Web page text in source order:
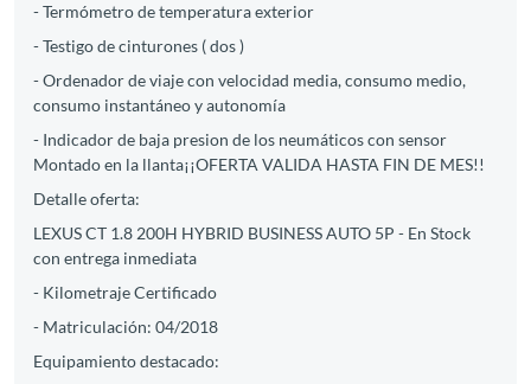
- Termómetro de temperatura exterior
- Testigo de cinturones ( dos )
- Ordenador de viaje con velocidad media, consumo medio,
consumo instantáneo y autonomía
- Indicador de baja presion de los neumáticos con sensor
Montado en la llanta¡¡OFERTA VALIDA HASTA FIN DE MES!!
Detalle oferta:
LEXUS CT 1.8 200H HYBRID BUSINESS AUTO 5P - En Stock
con entrega inmediata
- Kilometraje Certificado
- Matriculación: 04/2018
Equipamiento destacado: